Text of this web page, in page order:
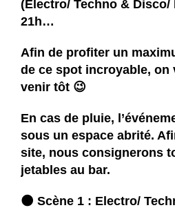
(Electro/ Techno & Disco/
21h…
Afin de profiter un
de ce spot incroyable, on
venir tôt 😉
En cas de pluie,
sous un espace abrité.
site, nous consignerons
jetables au bar.
🌑 Scène 1 : Electro/